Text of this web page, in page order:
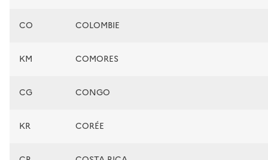
CO COLOMBIE
KM COMORES
CG CONGO
KR CORÉE